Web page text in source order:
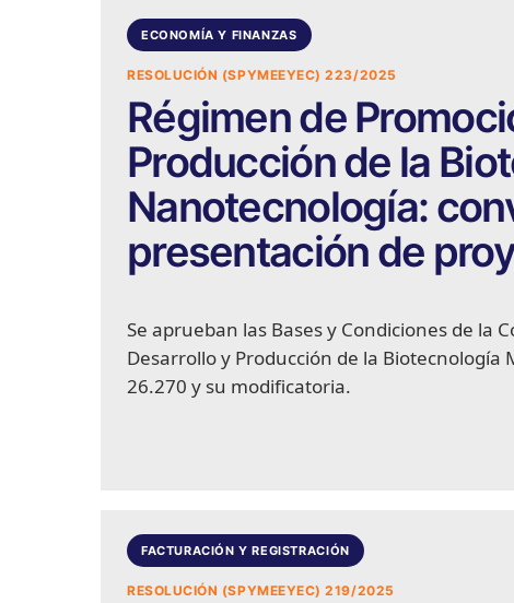
ECONOMÍA Y FINANZAS
RESOLUCIÓN (SPYMEEYEC) 223/2025
Régimen de
Producción de la
Nanotecnología:
presentación de
Se aprueban las Bases y Condiciones de la
Desarrollo y Producción de la
26.270 y su modificatoria.
FACTURACIÓN Y REGISTRACIÓN
RESOLUCIÓN (SPYMEEYEC) 219/2025